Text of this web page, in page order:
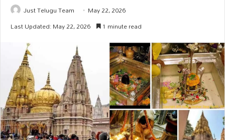
Just Telugu Team
May 22, 2026
Last Updated: May 22, 2026
1 minute read